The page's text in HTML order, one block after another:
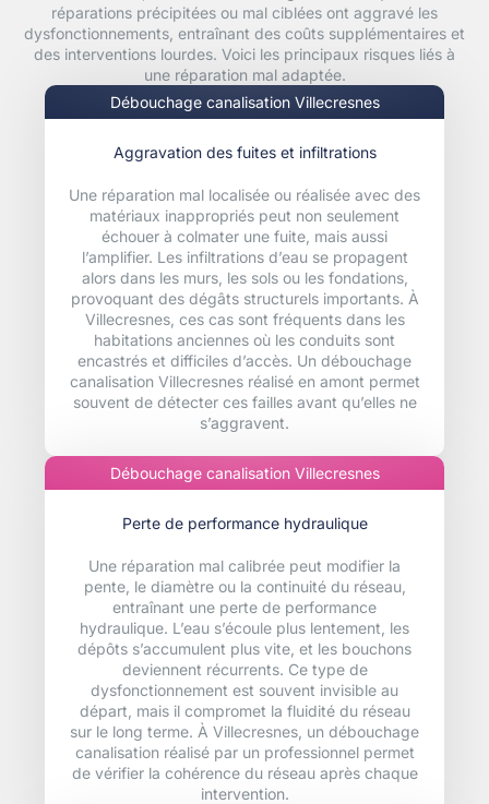
réparations précipitées ou mal ciblées ont aggravé les
dysfonctionnements, entraînant des coûts supplémentaires et
des interventions lourdes. Voici les principaux risques liés à
une réparation mal adaptée.
Débouchage canalisation Villecresnes
Aggravation des fuites et infiltrations
Une réparation mal localisée ou réalisée avec des
matériaux inappropriés peut non seulement
échouer à colmater une fuite, mais aussi
l’amplifier. Les infiltrations d’eau se propagent
alors dans les murs, les sols ou les fondations,
provoquant des dégâts structurels importants. À
Villecresnes, ces cas sont fréquents dans les
habitations anciennes où les conduits sont
encastrés et difficiles d’accès. Un débouchage
canalisation Villecresnes réalisé en amont permet
souvent de détecter ces failles avant qu’elles ne
s’aggravent.
Débouchage canalisation Villecresnes
Perte de performance hydraulique
Une réparation mal calibrée peut modifier la
pente, le diamètre ou la continuité du réseau,
entraînant une perte de performance
hydraulique. L’eau s’écoule plus lentement, les
dépôts s’accumulent plus vite, et les bouchons
deviennent récurrents. Ce type de
dysfonctionnement est souvent invisible au
départ, mais il compromet la fluidité du réseau
sur le long terme. À Villecresnes, un débouchage
canalisation réalisé par un professionnel permet
de vérifier la cohérence du réseau après chaque
intervention.